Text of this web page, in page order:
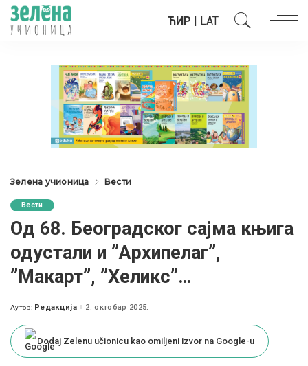
ЋИР | LAT
Зелена учионица Вести
Вести
Од 68. Београдског сајма књига
одустали и ”Архипелаг”,
”Макарт”, ”Хеликс”…
Posted
Аутор: Редакција 2. октобар 2025.
Dodaj Zelenu učionicu kao omiljeni izvor na Google-u